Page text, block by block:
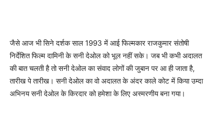
जैसे आज भी सिने दर्शक साल 1993 में आई फिल्‍मकार राजकुमार संतोषी
निर्देशित फिल्‍म दामिनी के सनी देओल को भूल नहीं सके। जब भी कभी अदालत
की बात चलती है तो सनी देओल का संवाद लोगों की जुबान पर आ ही जाता है,
तारीख पे तारीख। सनी देओल का वो अदालत के अंदर काले कोट में किया उम्‍दा
अभिनय सनी देओल के किरदार को हमेशा के लिए अस्‍मरणीय बना गया।